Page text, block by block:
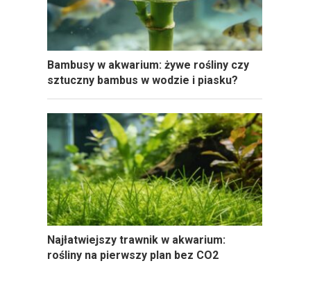
Bambusy w akwarium: żywe rośliny czy
sztuczny bambus w wodzie i piasku?
Najłatwiejszy trawnik w akwarium:
rośliny na pierwszy plan bez CO2